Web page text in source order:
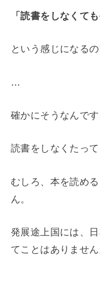
「読書をしなくて
という感じになる
確かにそうなんです
読書をしなくたっ
むしろ、本を読め
ん。
発展途上国には、
てことはありません